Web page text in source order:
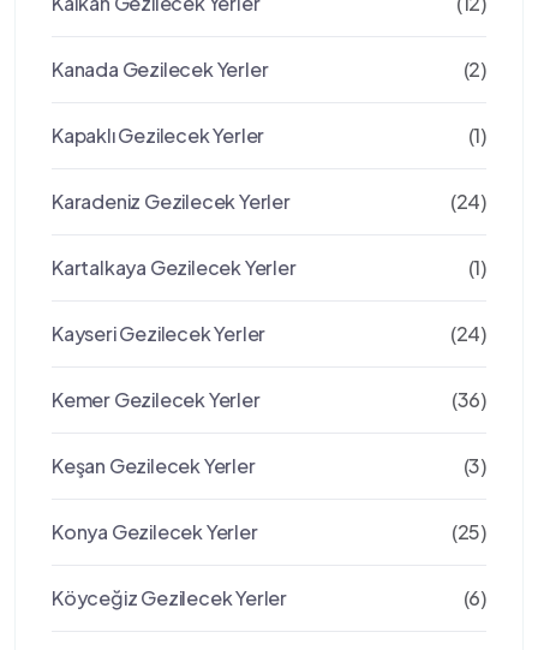
Kanada Gezilecek Yerler (2)
Kapaklı Gezilecek Yerler (1)
Karadeniz Gezilecek Yerler (24)
Kartalkaya Gezilecek Yerler (1)
Kayseri Gezilecek Yerler (24)
Kemer Gezilecek Yerler (36)
Keşan Gezilecek Yerler (3)
Konya Gezilecek Yerler (25)
Köyceğiz Gezilecek Yerler (6)